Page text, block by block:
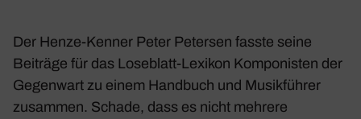
Der Henze-Kenner Peter Petersen fasste seine
Beiträge für das Lose­blatt-Lexikon Kompo­nisten der
Gegen­wart zu einem Hand­buch und Musik­führer
zusammen. Schade, dass es nicht mehrere